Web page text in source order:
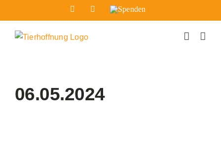
Inhalt
springen
FacebookInstagram
Spenden
06.05.2024